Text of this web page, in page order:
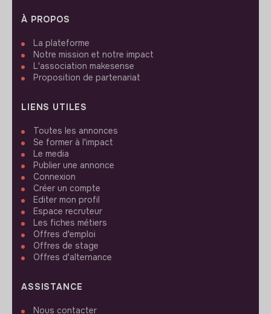
À PROPOS
La plateforme
Notre mission et notre impact
L'association makesense
Proposition de partenariat
LIENS UTILES
Toutes les annonces
Se former à l'impact
Le media
Publier une annonce
Connexion
Créer un compte
Editer mon profil
Espace recruteur
Les fiches métiers
Offres d'emploi
Offres de stage
Offres d'alternance
ASSISTANCE
Nous contacter